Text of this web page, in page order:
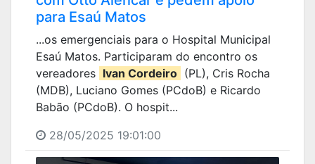
para Esaú Matos
...os emergenciais para o Hospital Municipal
Esaú Matos. Participaram do encontro os
vereadores Ivan Cordeiro (PL), Cris Rocha
(MDB), Luciano Gomes (PCdoB) e Ricardo
Babão (PCdoB). O hospit...
28/05/2025 19:01:00